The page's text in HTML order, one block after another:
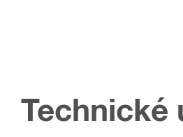
Technické